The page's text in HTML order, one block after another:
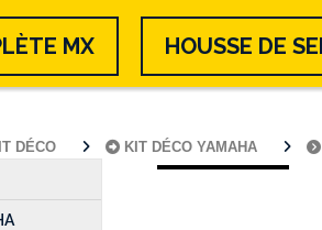
MX HOUSSE DE
DÉCO KIT DÉCO YAMAHA